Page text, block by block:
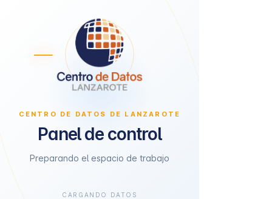
CENTRO DE DATOS DE LANZAROTE
Panel de control
Preparando el espacio de trabajo
CARGANDO DATOS